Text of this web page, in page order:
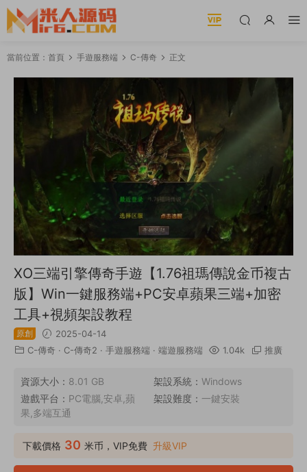
當前位置： 首頁 手遊服務端 C-傳奇 正文
XO三端引擎傳奇手遊【1.76祖瑪傳說金币複古
版】Win一鍵服務端+PC安卓蘋果三端+加密
工具+視頻架設教程
原創
2025-04-14
C-傳奇 · C-傳奇2 · 手遊服務端 · 端遊服務端 1.04k 推廣
資源大小： 8.01 GB 架設系統： Windows
遊戲平台： PC電腦,安卓,蘋
果,多端互通
架設難度： 一鍵安裝
下載價格 30 米币，VIP免費 升級VIP